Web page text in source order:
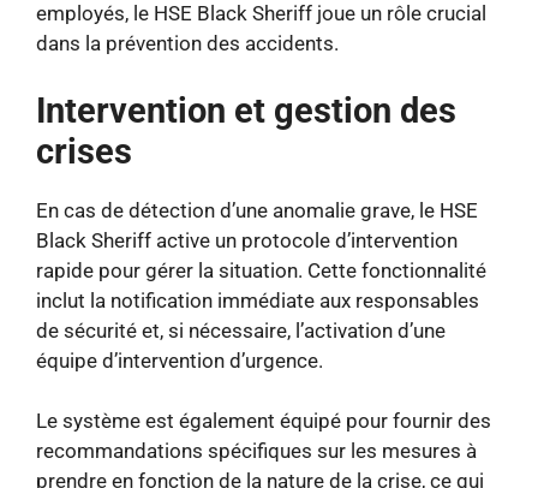
employés, le HSE Black Sheriff joue un rôle crucial
dans la prévention des accidents.
Intervention et gestion des
crises
En cas de détection d’une anomalie grave, le HSE
Black Sheriff active un protocole d’intervention
rapide pour gérer la situation. Cette fonctionnalité
inclut la notification immédiate aux responsables
de sécurité et, si nécessaire, l’activation d’une
équipe d’intervention d’urgence.
Le système est également équipé pour fournir des
recommandations spécifiques sur les mesures à
prendre en fonction de la nature de la crise, ce qui